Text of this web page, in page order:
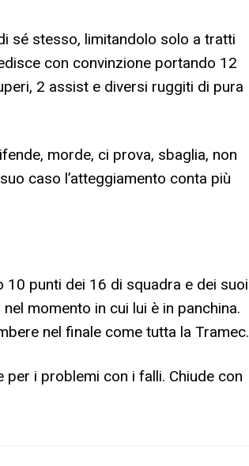
sé stesso, limitandolo solo a tratti
con convinzione portando 12
2 assist e diversi ruggiti di pura
morde, ci prova, sbaglia, non
caso l’atteggiamento conta più
punti dei 16 di squadra e dei suoi
momento in cui lui è in panchina.
nel finale come tutta la Tramec.
i problemi con i falli. Chiude con